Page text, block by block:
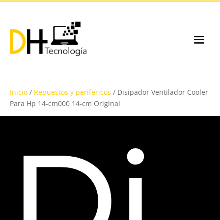
Inicio / Repuestos y perifericos / Disipador Ventilador Cooler
Para Hp 14-cm000 14-cm Original